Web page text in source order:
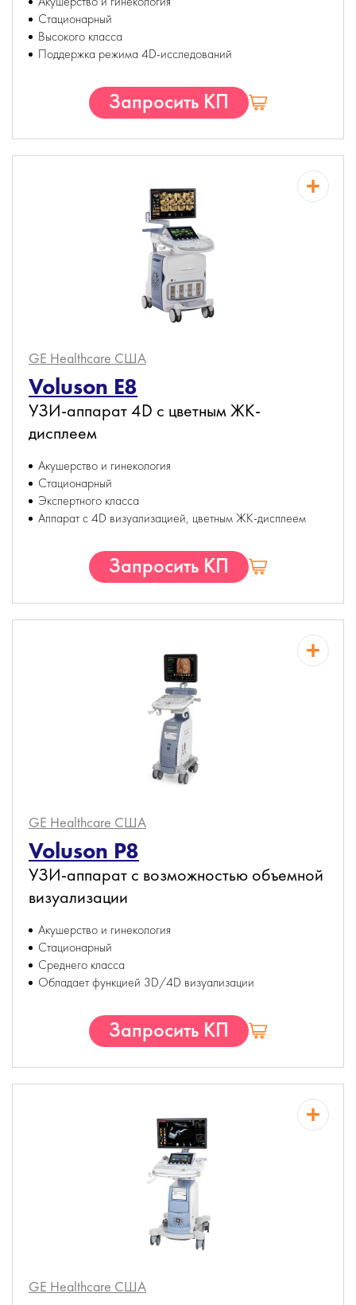
Стационарный
Высокого класса
Поддержка режима 4D-исследований
Запросить КП
GE Healthcare США
Voluson E8
УЗИ-аппарат 4D с цветным ЖК-
дисплеем
Акушерство и гинекология
Стационарный
Экспертного класса
Аппарат с 4D визуализацией, цветным ЖК-дисплеем
Запросить КП
GE Healthcare США
Voluson P8
УЗИ-аппарат с возможностью объемной
визуализации
Акушерство и гинекология
Стационарный
Среднего класса
Обладает функцией 3D/4D визуализации
Запросить КП
GE Healthcare США